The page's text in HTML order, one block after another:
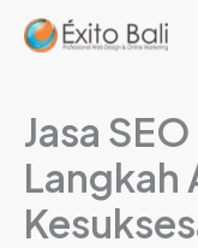
Lewati
Jasa
Langkah